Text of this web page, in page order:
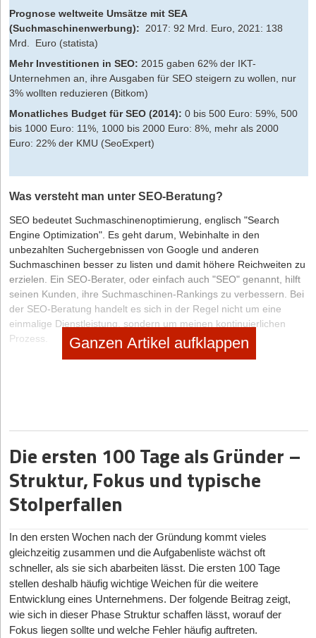
Prognose weltweite Umsätze mit SEA
(Suchmaschinenwerbung):
2017: 92 Mrd. Euro, 2021: 138
Mrd. Euro (statista)
Mehr Investitionen in SEO: 2015 gaben 62% der IKT-
Unternehmen an, ihre Ausgaben für SEO steigern zu wollen, nur
3% wollten reduzieren (Bitkom)
Monatliches Budget für SEO (2014): 0 bis 500 Euro: 59%, 500
bis 1000 Euro: 11%, 1000 bis 2000 Euro: 8%, mehr als 2000
Euro: 22% der KMU (SeoExpert)
Was versteht man unter SEO-Beratung?
SEO bedeutet Suchmaschinenoptimierung, englisch "Search
Engine Optimization". Es geht darum, Webinhalte in den
unbezahlten Suchergebnissen von Google und anderen
Suchmaschinen besser zu listen und damit höhere Reichweiten zu
erzielen. Ein SEO-Berater, oder einfach auch "SEO" genannt, hilft
seinen Kunden, ihre Suchmaschinen-Rankings zu verbessern. Bei
der SEO-Beratung handelt es sich in der Regel nicht um eine
einmalige Dienstleistung, sondern um meinen kontinuierlichen
Prozess.
Fall praktische Erfahrungen, die man zunächst am besten als
Trainee On the Job erwerben sollte. Mehr dazu z.B. im Blog
www.seo-trainee.de
Wer über das entsprechende SEO-Know-how verfügt, sollte sich
nicht scheuen, sein Angebot voll auf das Thema SEO-Beratung
glaubwürdiger, als einen Bauchkasten an Leistungen
mitzuschleppen, wie Webdesign oder Bannerdesign, Hosting etc.
Wichtig ist allerdings ein gutes aktives Netzwerk an Spezialisten
auch aus anderen Bereichen, damit man dem Kunden im
Zweifelsfall passende Empfehlungen geben kann.
Viele SEO-Berater starten erst einmal nebenberuflich als
Ganzen Artikel aufklappen
Die ersten 100 Tage als Gründer –
Struktur, Fokus und typische
Stolperfallen
In den ersten Wochen nach der Gründung kommt vieles
gleichzeitig zusammen und die Aufgabenliste wächst oft
schneller, als sie sich abarbeiten lässt. Die ersten 100 Tage
stellen deshalb häufig wichtige Weichen für die weitere
Entwicklung eines Unternehmens. Der folgende Beitrag zeigt,
wie sich in dieser Phase Struktur schaffen lässt, worauf der
Fokus liegen sollte und welche Fehler häufig auftreten.